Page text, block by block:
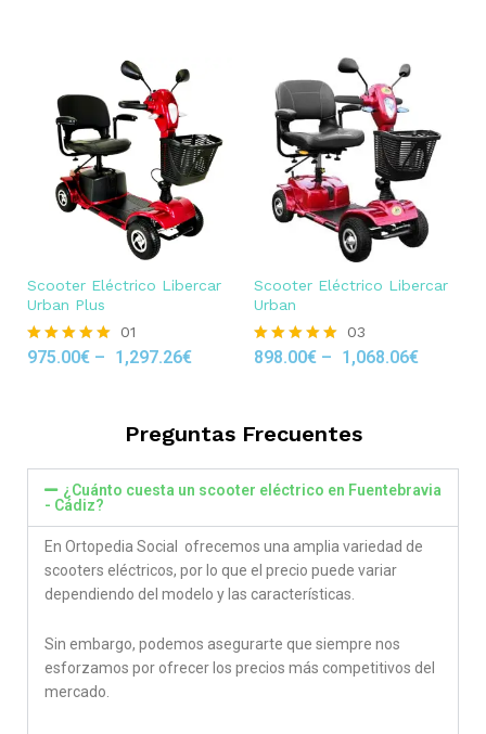
Scooter Eléctrico Libercar
Urban Plus
Rated
01
975.00€ – 1,297.26€
Scooter Eléctrico Libercar
Urban
Rated
03
898.00€ – 1,068.06€
Preguntas Frecuentes
¿Cuánto cuesta un scooter eléctrico en Fuentebravia
- Cádiz?
En Ortopedia Social ofrecemos una amplia variedad de
scooters eléctricos, por lo que el precio puede variar
dependiendo del modelo y las características.
Sin embargo, podemos asegurarte que siempre nos
esforzamos por ofrecer los precios más competitivos del
mercado.